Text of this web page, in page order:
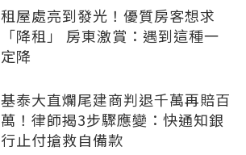
租屋處亮到發光！優質房客想求
「降租」 房東激賞：遇到這種一
定降
基泰大直爛尾建商判退千萬再賠百
萬！律師揭3步驟應變：快通知銀
行止付搶救自備款